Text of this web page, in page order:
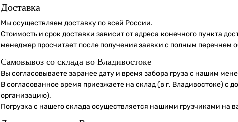
Доставка
Мы осуществляем доставку по всей России.
Стоимость и срок доставки зависит от адреса конечного пункта
менеджер просчитает после получения заявки с полным перечнем
Самовывоз со склада во Владивостоке
Вы согласовываете заранее дату и время забора груза с нашим
В согласованное время приезжаете на склад (в г. Владивостоке) с
организацию).
Погрузка с нашего склада осуществляется нашими грузчиками на